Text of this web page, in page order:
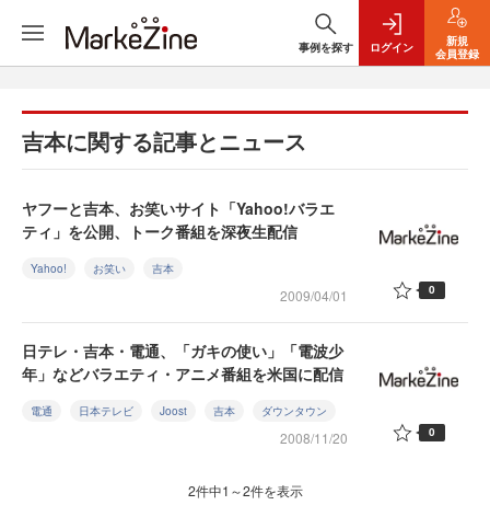
事例を探す ログイン
新規
会員登録
吉本に関する記事とニュース
ヤフーと吉本、お笑いサイト「Yahoo!バラエ
ティ」を公開、トーク番組を深夜生配信
Yahoo! お笑い 吉本
2009/04/01 0
日テレ・吉本・電通、「ガキの使い」「電波少
年」などバラエティ・アニメ番組を米国に配信
電通 日本テレビ Joost 吉本 ダウンタウン
2008/11/20 0
2件中1～2件を表示